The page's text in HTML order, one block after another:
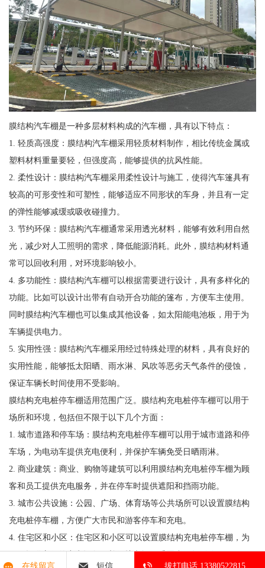
膜结构汽车棚是一种多层材料构成的汽车棚，具有以下特点：
1. 轻质高强度：膜结构汽车棚采用轻质材料制作，相比传统金属或
塑料材料重量要轻，但强度高，能够提供的抗风性能。
2. 柔性设计：膜结构汽车棚采用柔性设计与施工，使得汽车篷具有
较高的可形变性和可塑性，能够适应不同形状的车身，并且有一定
的弹性能够减缓或吸收碰撞力。
3. 节约环保：膜结构汽车棚通常采用透光材料，能够有效利用自然
光，减少对人工照明的需求，降低能源消耗。此外，膜结构材料通
常可以回收利用，对环境影响较小。
4. 多功能性：膜结构汽车棚可以根据需要进行设计，具有多样化的
功能。比如可以设计出带有自动开合功能的篷布，方便车主使用。
同时膜结构汽车棚也可以集成其他设备，如太阳能电池板，用于为
车辆提供电力。
5. 实用性强：膜结构汽车棚采用经过特殊处理的材料，具有良好的
实用性能，能够抵太阳晒、雨水淋、风吹等恶劣天气条件的侵蚀，
保证车辆长时间使用不受影响。
膜结构充电桩停车棚适用范围广泛。膜结构充电桩停车棚可以用于
场所和环境，包括但不限于以下几个方面：
1. 城市道路和停车场：膜结构充电桩停车棚可以用于城市道路和停
车场，为电动车提供充电便利，并保护车辆免受日晒雨淋。
2. 商业建筑：商业、购物等建筑可以利用膜结构充电桩停车棚为顾
客和员工提供充电服务，并在停车时提供遮阳和挡雨功能。
3. 城市公共设施：公园、广场、体育场等公共场所可以设置膜结构
充电桩停车棚，方便广大市民和游客停车和充电。
4. 住宅区和小区：住宅区和小区可以设置膜结构充电桩停车棚，为
居民提供方便的充电设备，并保护车辆不受恶劣天气影响。
在线留言 短信 拔打电话 13380522815